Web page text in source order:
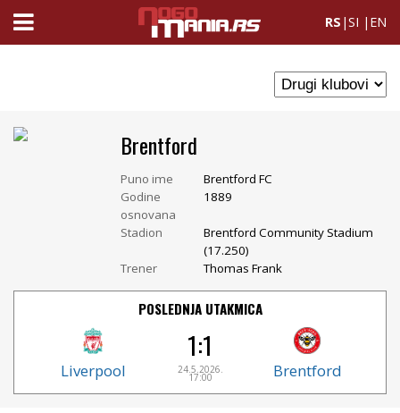
RS |SI | EN
Brentford
Puno ime
Brentford FC
Godine
osnovana
1889
Stadion
Brentford Community Stadium
(17.250)
Trener
Thomas Frank
POSLEDNJA UTAKMICA
Liverpool
1:1
24.5.2026.
17:00 Brentford